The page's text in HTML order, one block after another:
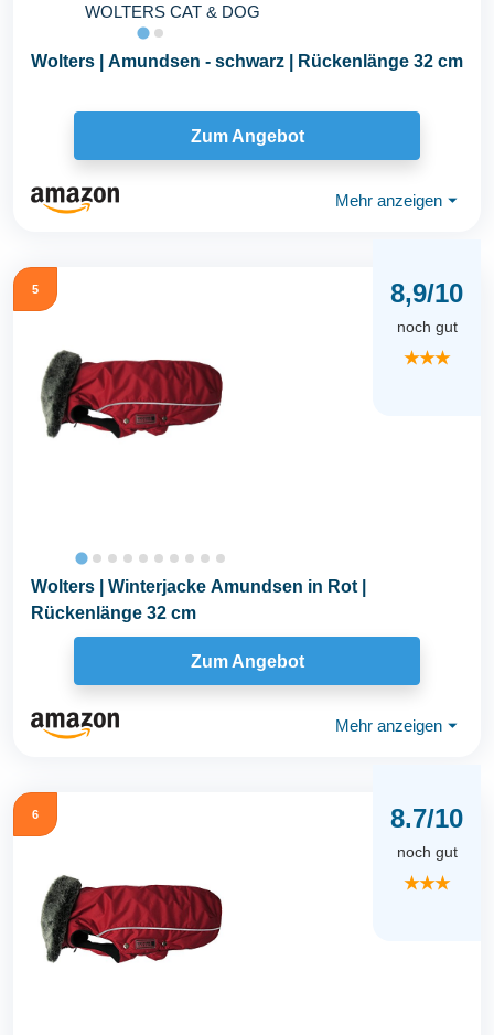
WOLTERS CAT & DOG
Wolters | Amundsen - schwarz | Rückenlänge 32 cm
Zum Angebot
Mehr anzeigen ⏷
5 8,9/10
noch gut
★★★
Wolters | Winterjacke Amundsen in Rot |
Rückenlänge 32 cm
Zum Angebot
Mehr anzeigen ⏷
6 8.7/10
noch gut
★★★